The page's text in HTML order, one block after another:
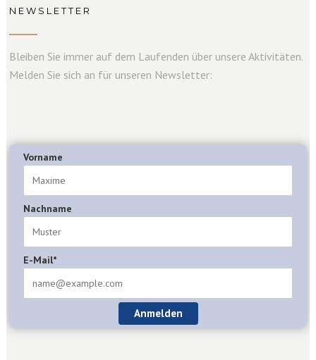
NEWSLETTER
Bleiben Sie immer auf dem Laufenden über unsere Aktivitäten.
Melden Sie sich an für unseren Newsletter:
Vorname
Nachname
E-Mail*
Anmelden